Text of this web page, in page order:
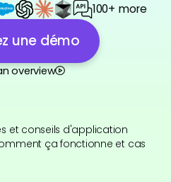
100+ more
une démo
overview
et conseils d'application
ça fonctionne et cas